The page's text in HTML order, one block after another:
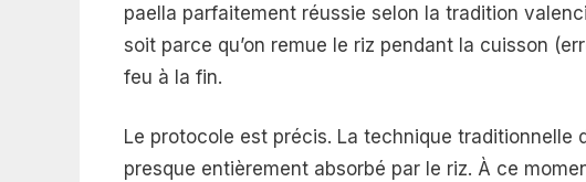
paella parfaitement réussie selon la tradition
soit parce qu’on remue le riz pendant la cuisson
feu à la fin.
Le protocole est précis. La technique traditionnelle
presque entièrement absorbé par le riz. À ce